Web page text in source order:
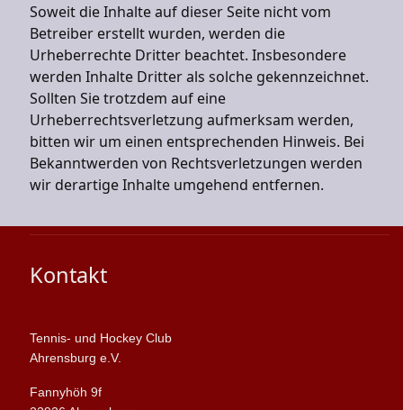
Soweit die Inhalte auf dieser Seite nicht vom
Betreiber erstellt wurden, werden die
Urheberrechte Dritter beachtet. Insbesondere
werden Inhalte Dritter als solche gekennzeichnet.
Sollten Sie trotzdem auf eine
Urheberrechtsverletzung aufmerksam werden,
bitten wir um einen entsprechenden Hinweis. Bei
Bekanntwerden von Rechtsverletzungen werden
wir derartige Inhalte umgehend entfernen.
Kontakt
Tennis- und Hockey Club
Ahrensburg e.V.
Fannyhöh 9f